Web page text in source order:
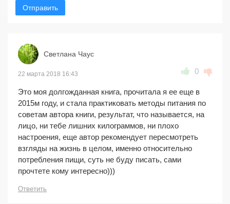
Отправить
Светлана Чаус
22 марта 2018 16:43 0
Это моя долгожданная книга, прочитала я ее еще в
2015м году, и стала практиковать методы питания по
советам автора книги, результат, что называется, на
лицо, ни тебе лишних килограммов, ни плохо
настроения, еще автор рекомендует пересмотреть
взгляды на жизнь в целом, именно относительно
потребления пищи, суть не буду писать, сами
прочтете кому интересно)))
Ответить